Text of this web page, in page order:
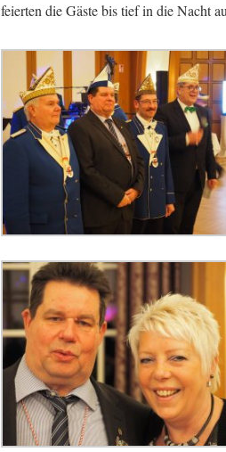
feierten die Gäste bis tief in die Nacht